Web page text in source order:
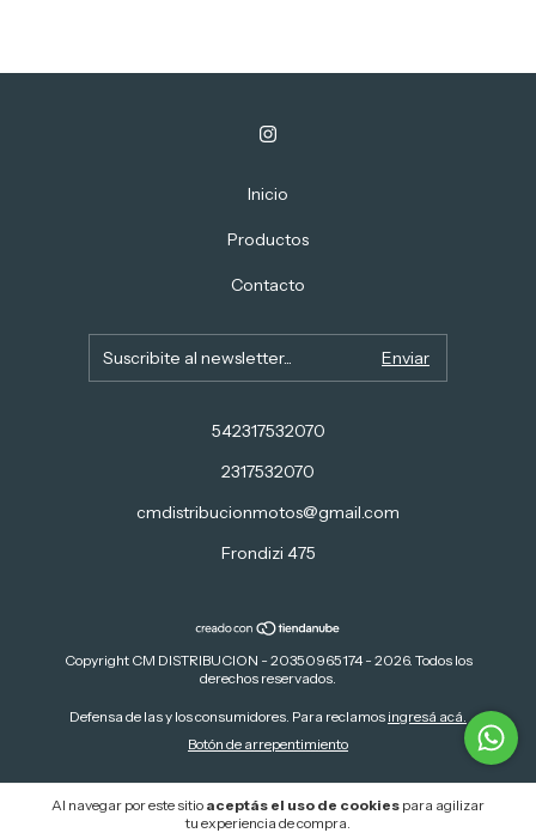
Al navegar por este sitio aceptás el uso de cookies para agilizar
tu experiencia de compra.
Inicio
Productos
Contacto
542317532070
2317532070
cmdistribucionmotos@gmail.com
Frondizi 475
Copyright CM DISTRIBUCION - 20350965174 - 2026. Todos los
derechos reservados.
Defensa de las y los consumidores. Para reclamos ingresá acá.
Botón de arrepentimiento